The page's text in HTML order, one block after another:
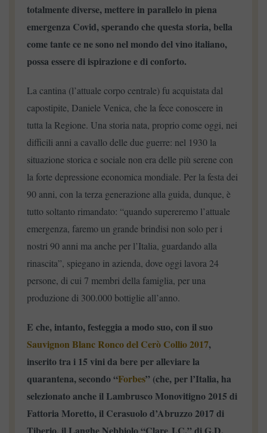
totalmente diverse, mettere in parallelo in piena
emergenza Covid, sperando che questa storia, bella
come tante ce ne sono nel mondo del vino italiano,
possa essere di ispirazione e di conforto.
La cantina (l’attuale corpo centrale) fu acquistata dal
capostipite, Daniele Venica, che la fece conoscere in
tutta la Regione. Una storia nata, proprio come oggi, nei
difficili anni a cavallo delle due guerre: nel 1930 la
situazione storica e sociale non era delle più serene con
la forte depressione economica mondiale. Per la festa dei
90 anni, con la terza generazione alla guida, dunque, è
tutto soltanto rimandato: “quando supereremo l’attuale
emergenza, faremo un grande brindisi non solo per i
nostri 90 anni ma anche per l’Italia, guardando alla
rinascita”, spiegano in azienda, dove oggi lavora 24
persone, di cui 7 membri della famiglia, per una
produzione di 300.000 bottiglie all’anno.
E che, intanto, festeggia a modo suo, con il suo
Sauvignon Blanc Ronco del Cerò Collio 2017,
inserito tra i 15 vini da bere per alleviare la
quarantena, secondo “Forbes” (che, per l’Italia, ha
selezionato anche il Lambrusco Monovitigno 2015 di
Fattoria Moretto, il Cerasuolo d’Abruzzo 2017 di